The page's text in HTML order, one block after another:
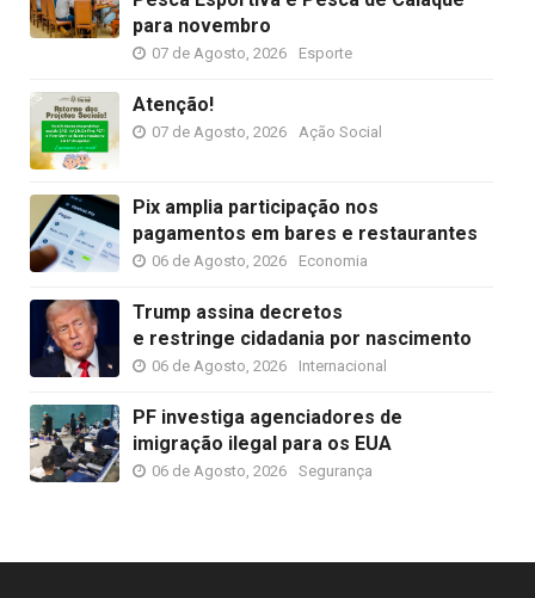
para novembro
07 de Agosto, 2026 Esporte
Atenção!
07 de Agosto, 2026 Ação Social
Pix amplia participação nos
pagamentos em bares e restaurantes
06 de Agosto, 2026 Economia
Trump assina decretos
e restringe cidadania por nascimento
06 de Agosto, 2026 Internacional
PF investiga agenciadores de
imigração ilegal para os EUA
06 de Agosto, 2026 Segurança